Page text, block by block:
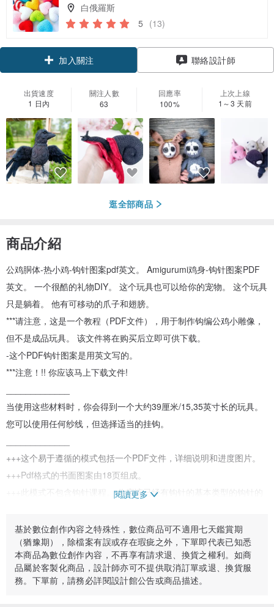
白俄羅斯
5 (13)
加入關注 聯絡設計師
出貨速度
1 日內
關注人數
63
回應率
100%
上次上線
1～3 天前
逛全部商品
商品介紹
公鸡胴体-热小鸡-钩针图案pdf英文。 Amigurumi鸡身-钩针图案PDF
英文。 一个很酷的礼物DIY。 这个玩具也可以给你的宠物。 这个玩具
只是躺着。 他有可移动的爪子和翅膀。
***请注意，这是一个教程（PDF文件），用于制作钩编公鸡小雕像，
但不是成品玩具。 该文件将在购买后立即可供下载。
-这个PDF钩针图案是用英文写的。
***注意！!! 你应该马上下载文件!
当使用这些材料时，你会得到一个大约39厘米/15,35英寸长的玩具。
您可以使用任何纱线，但选择适当的挂钩。
+++这个易于遵循的模式包括一个PDF文件，详细说明和进度图片。
+++Pdf格式的书面图案由18页组成。
+++此模式不包含钩针课程。 你应该已经有钩针的基本类型的钩针的
+++技能水平-中级
+++钩针编织整个玩具在一块-没有缝上的细节！ 只有眼绣
_____________
閱讀更多
基於數位創作內容之特殊性，數位商品可不適用七天鑑賞期
（猶豫期），除檔案有誤或存在瑕疵之外，下單即代表已知悉
本商品為數位創作內容，不再享有請求退、換貨之權利。如商
品屬於客製化商品，設計師亦可不提供取消訂單或退、換貨服
務。下單前，請務必詳閱設計館公告或商品描述。